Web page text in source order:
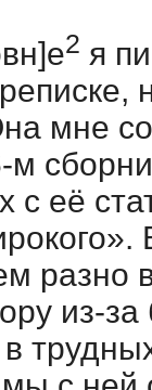
2 я
мне
м
с её
разно
из-за